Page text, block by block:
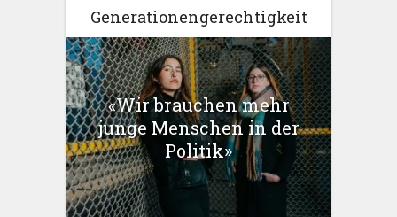
Generationengerechtigkeit
«Wir brauchen mehr
junge Menschen in der
Politik»